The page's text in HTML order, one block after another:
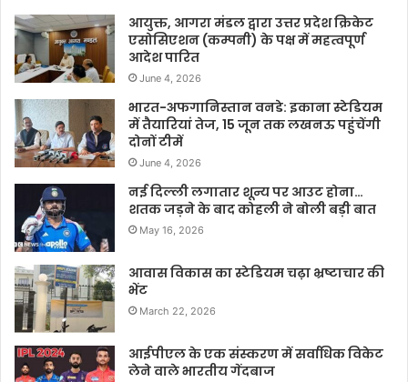
आयुक्त, आगरा मंडल द्वारा उत्तर प्रदेश क्रिकेट
एसोसिएशन (कम्पनी) के पक्ष में महत्वपूर्ण
आदेश पारित
June 4, 2026
भारत-अफगानिस्तान वनडे: इकाना स्टेडियम
में तैयारियां तेज, 15 जून तक लखनऊ पहुंचेंगी
दोनों टीमें
June 4, 2026
नई दिल्ली लगातार शून्य पर आउट होना…
शतक जड़ने के बाद कोहली ने बोली बड़ी बात
May 16, 2026
आवास विकास का स्टेडियम चढ़ा भ्रष्टाचार की
भेंट
March 22, 2026
आईपीएल के एक संस्करण में सर्वाधिक विकेट
लेने वाले भारतीय गेंदबाज